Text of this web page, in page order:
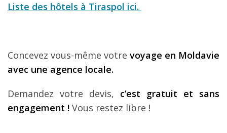
Liste des hôtels à Tiraspol ici.
Concevez vous-même votre voyage en Moldavie
avec une agence locale.
Demandez votre devis, c’est gratuit et sans
engagement ! Vous restez libre !